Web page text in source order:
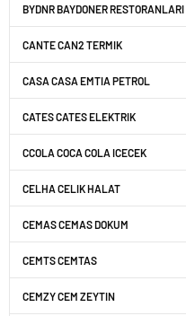
BYDNR BAYDONER RESTORANLARI
CANTE CAN2 TERMIK
CASA CASA EMTIA PETROL
CATES CATES ELEKTRIK
CCOLA COCA COLA ICECEK
CELHA CELIK HALAT
CEMAS CEMAS DOKUM
CEMTS CEMTAS
CEMZY CEM ZEYTIN